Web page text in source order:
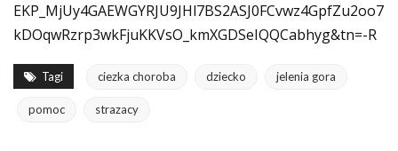
EKP_MjUy4GAEWGYRJU9JHl7BS2ASJ0FCvwz4GpfZu2oo7
kDOqwRzrp3wkFjuKKVsO_kmXGDSeIQQCabhyg&tn=-R
Tagi ciezka choroba dziecko jelenia gora
pomoc strazacy